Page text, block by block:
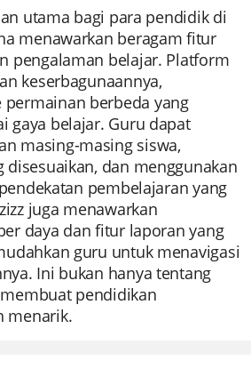
utama bagi para pendidik di
menawarkan beragam fitur
pengalaman belajar. Platform
keserbagunaannya,
berbeda yang
gaya belajar. Guru dapat
masing-masing siswa,
disesuaikan, dan menggunakan
pembelajaran yang
juga menawarkan
daya dan fitur laporan yang
guru untuk menavigasi
Ini bukan hanya tentang
pendidikan
menarik.